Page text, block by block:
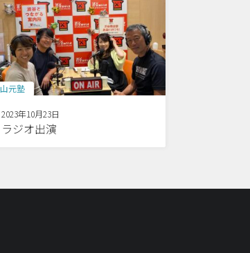
山元塾
2023年10月23日
ラジオ出演